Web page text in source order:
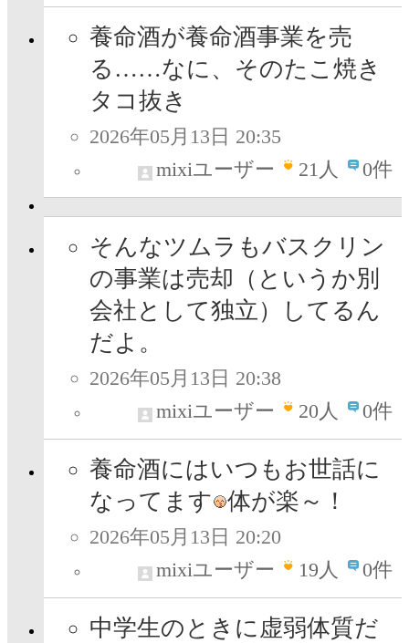
養命酒が養命酒事業を売
る……なに、そのたこ焼き
タコ抜き
2026年05月13日 20:35
mixiユーザー
21人 0件
そんなツムラもバスクリン
の事業は売却（というか別
会社として独立）してるん
だよ。
2026年05月13日 20:38
mixiユーザー
20人 0件
養命酒にはいつもお世話に
なってます
体が楽～！
2026年05月13日 20:20
mixiユーザー
19人 0件
中学生のときに虚弱体質だ